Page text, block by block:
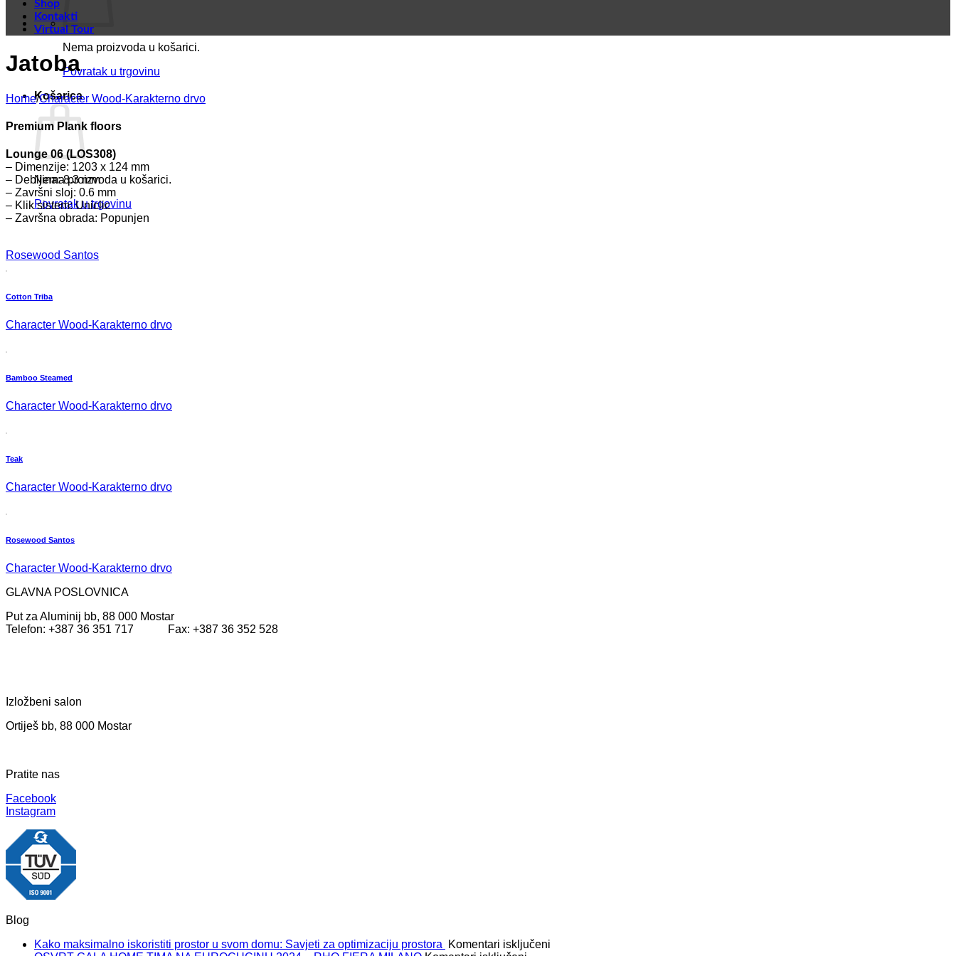
Nema proizvoda u košarici.
Povratak u trgovinu
Košarica
Nema proizvoda u košarici.
Povratak u trgovinu
Shop
Kontakti
Virtual Tour
Jatoba
Home/Character Wood-Karakterno drvo
Premium Plank floors
Lounge 06 (LOS308)
– Dimenzije: 1203 x 124 mm
– Debljina: 8.3 mm
– Završni sloj: 0.6 mm
– Klik sistem: Uniclic
– Završna obrada: Popunjen
Rosewood Santos
Cotton Triba
Character Wood-Karakterno drvo
Bamboo Steamed
Character Wood-Karakterno drvo
Teak
Character Wood-Karakterno drvo
Rosewood Santos
Character Wood-Karakterno drvo
GLAVNA POSLOVNICA
Put za Aluminij bb, 88 000 Mostar
Telefon: +387 36 351 717 Fax: +387 36 352 528
Izložbeni salon
Ortiješ bb, 88 000 Mostar
Pratite nas
Facebook
Instagram
Blog
Kako maksimalno iskoristiti prostor u svom domu: Savjeti za optimizaciju prostora
Komentari isključeni